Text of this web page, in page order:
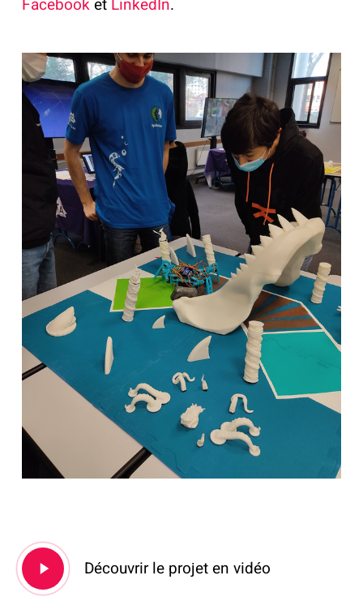
Facebooket LinkedIn.
Play
Video
Découvrir le projet en vidéo